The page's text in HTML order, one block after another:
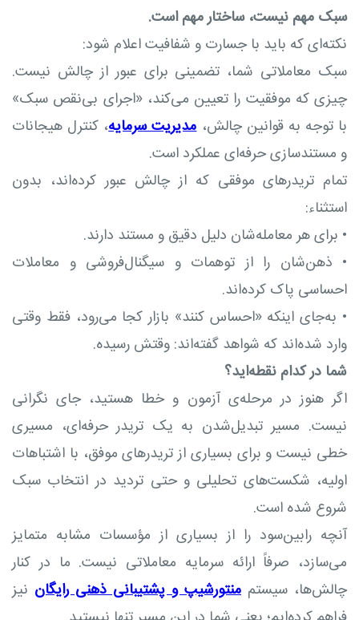
سبک مهم نیست، ساختار مهم است.
نکته‌ای که باید با جسارت و شفافیت اعلام شود:
سبک معاملاتی شما، تضمینی برای عبور از چالش نیست.
چیزی که موفقیت را تعیین می‌کند، «اجرای بی‌نقص سبک»
با توجه به قوانین چالش،مدیریت سرمایه، کنترل هیجانات
و مستندسازی حرفه‌ای عملکرد است.
تمام تریدرهای موفقی که از چالش عبور کرده‌اند، بدون
استثناء:
• برای هر معامله‌شان دلیل دقیق و مستند دارند.
• ذهن‌شان را از توهمات و سیگنال‌فروشی و معاملات
احساسی پاک کرده‌اند.
• به‌جای اینکه «احساس کنند» بازار کجا می‌رود، فقط وقتی
وارد شده‌اند که شواهد گفته‌اند: وقتش رسیده.
شما در کدام نقطه‌اید؟
اگر هنوز در مرحله‌ی آزمون و خطا هستید، جای نگرانی
نیست. مسیر تبدیل‌شدن به یک تریدر حرفه‌ای، مسیری
خطی نیست و برای بسیاری از تریدرهای موفق، با اشتباهات
اولیه، شکست‌های تحلیلی و حتی تردید در انتخاب سبک
شروع شده است.
آنچه رابین‌سود را از بسیاری از مؤسسات مشابه متمایز
می‌سازد، صرفاً ارائه سرمایه معاملاتی نیست. ما در کنار
چالش‌ها، سیستم منتورشیپ و پشتیبانی ذهنی رایگان نیز